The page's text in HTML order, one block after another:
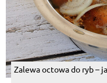
Zalewa octowa do ryb –